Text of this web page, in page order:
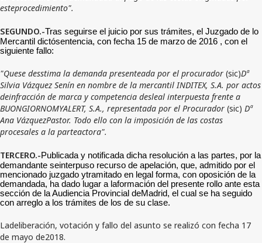
esteprocedimiento".
SEGUNDO.-Tras seguirse el juicio por sus trámites, el Juzgado de lo
Mercantil dictósentencia, con fecha 15 de marzo de 2016 , con el
siguiente fallo:
"Quese desstima la demanda presenteada por el procurador (sic)Dª
Silvia Vázquez Senín en nombre de la mercantil INDITEX, S.A. por actos
deinfracción de marca y competencia desleal interpuesta frente a
BUONGIORNOMYALERT, S.A., representada por el Procurador (sic) Dª
Ana VázquezPastor. Todo ello con la imposición de las costas
procesales a la parteactora".
TERCERO.-Publicada y notificada dicha resolución a las partes, por la
demandante seinterpuso recurso de apelación, que, admitido por el
mencionado juzgado ytramitado en legal forma, con oposición de la
demandada, ha dado lugar a laformación del presente rollo ante esta
sección de la Audiencia Provincial deMadrid, el cual se ha seguido
con arreglo a los trámites de los de su clase.
Ladeliberación, votación y fallo del asunto se realizó con fecha 17
de mayo de2018.